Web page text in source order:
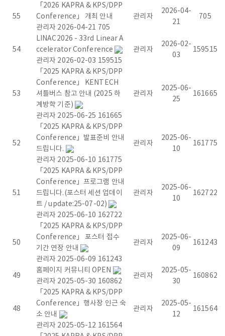
o
r
e
A
c
e
l
e
r
a
t
o
55
「2026 KAPRA & KPS/DPP
Conference」 개최 안내
관리자 2026-04-21 705
관리자
2026-04-
21
705
54
LINAC2026 - 33rd Linear A
ccelerator Conference
관리자 2026-02-03 159515
관리자
2026-02-
03
159515
53
「2025 KAPRA & KPS/DPP
Conference」 KENTECH
셔틀버스 참고 안내 (2025 하
계방학 기준)
관리자 2025-06-25 161665
관리자
2025-06-
25
161665
52
「2025 KAPRA & KPS/DPP
Conference」발표준비 안내
드립니다.
관리자 2025-06-10 161775
관리자
2025-06-
10
161775
51
「2025 KAPRA & KPS/DPP
Conference」프로그램 안내
드립니다.(포스터 세션 업데이
트 / update:25-07-02)
관리자 2025-06-10 162722
관리자
2025-06-
10
162722
50
「2025 KAPRA & KPS/DPP
Conference」 포스터 접수
기간 연장 안내
관리자 2025-06-09 161243
관리자
2025-06-
09
161243
49
홈페이지 커뮤니티 OPEN
관리자 2025-05-30 160862
관리자
2025-05-
30
160862
48
「2025 KAPRA & KPS/DPP
Conference」행사장 인근 숙
소 안내
관리자 2025-05-12 161564
관리자
2025-05-
12
161564